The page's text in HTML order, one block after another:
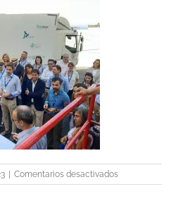
Comentarios desactivadosen